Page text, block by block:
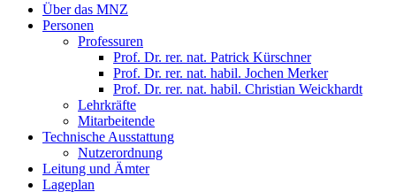
Über das MNZ
Personen
Professuren
Prof. Dr. rer. nat. Patrick Kürschner
Prof. Dr. rer. nat. habil. Jochen Merker
Prof. Dr. rer. nat. habil. Christian Weickhardt
Lehrkräfte
Mitarbeitende
Technische Ausstattung
Nutzerordnung
Leitung und Ämter
Lageplan